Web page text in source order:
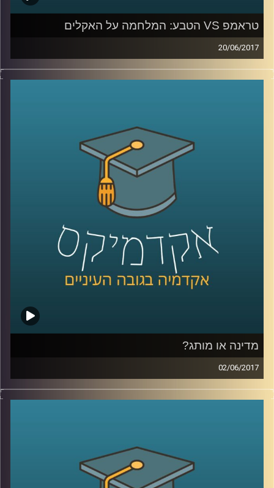
טראמפ VS הטבע: המלחמה על האקלים
20/06/2017
לאחרונה הודיע נשיא ארה"ב דונלד טראמפ, כי
של כל זה לגבינו? פרופסור יואב יאיר, דיקן בית
הספר לקיימות, מפרט על ההסכם ההיסטורי
ועומד על הסיבות האפשריות שבגינן נשיא
המעצמה החזקה בעולם קורא תיגר על הבנות
שהוסכמו על ידי כמעט 200 מדינות
קרדיט תמונות: AudioVersity
מדינה או מותג?
02/06/2017
דמיינו ראש ממשלה יושב במשרד פרסום וחושב
בעיצומו במדינות רבות בעולם ומה בכל זאת
ההבדלים בין מיתוג עסקי למיתוג מדינה. כמו כן,
איזה חלק יש לאזרחי המדינה הפעילים